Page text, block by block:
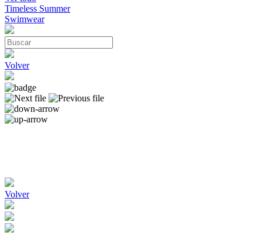
Timeless Summer
Swimwear
Volver
Volver